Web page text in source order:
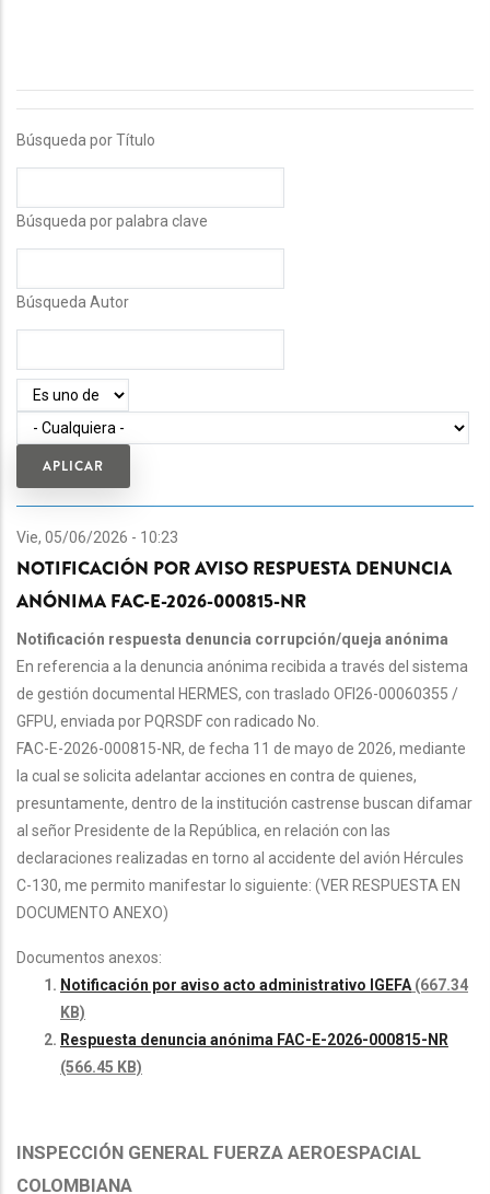
Búsqueda por Título
Búsqueda por palabra clave
Búsqueda Autor
Operador
Vie, 05/06/2026 - 10:23
NOTIFICACIÓN POR AVISO RESPUESTA DENUNCIA
ANÓNIMA FAC-E-2026-000815-NR
Notificación respuesta denuncia corrupción/queja anónima
En referencia a la denuncia anónima recibida a través del sistema
de gestión documental HERMES, con traslado OFI26-00060355 /
GFPU, enviada por PQRSDF con radicado No.
FAC-E-2026-000815-NR, de fecha 11 de mayo de 2026, mediante
la cual se solicita adelantar acciones en contra de quienes,
presuntamente, dentro de la institución castrense buscan difamar
al señor Presidente de la República, en relación con las
declaraciones realizadas en torno al accidente del avión Hércules
C-130, me permito manifestar lo siguiente: (VER RESPUESTA EN
DOCUMENTO ANEXO)
Documentos anexos:
Notificación por aviso acto administrativo IGEFA (667.34
KB)
Respuesta denuncia anónima FAC-E-2026-000815-NR
(566.45 KB)
INSPECCIÓN GENERAL FUERZA AEROESPACIAL
COLOMBIANA